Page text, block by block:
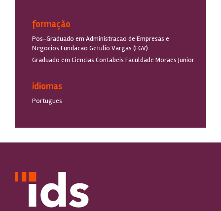
formação
Pos-Graduado em Administracao de Empresas e
Negocios Fundacao Getulio Vargas (FGV)
Graduado em Ciencias Contabeis Faculdade Moraes Junior
idiomas
Portugues